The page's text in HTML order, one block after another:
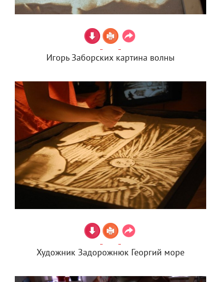
Игорь Заборских картина волны
Художник Задорожнюк Георгий море